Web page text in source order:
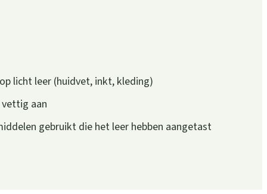
licht leer (huidvet, inkt, kleding)
aan
gebruikt die het leer hebben aangetast